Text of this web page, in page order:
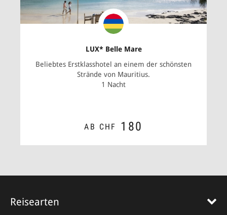
LUX* Belle Mare
Beliebtes Erstklasshotel an einem der schönsten
Strände von Mauritius.
1 Nacht
AB CHF 180
Reisearten